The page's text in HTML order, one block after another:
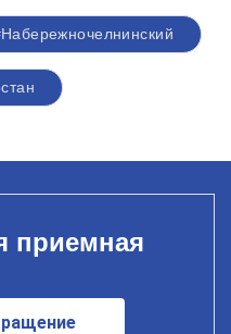
приемная